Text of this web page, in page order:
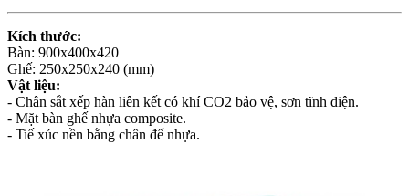
Kích thước:
Bàn: 900x400x420
Ghế: 250x250x240 (mm)
Vật liệu:
- Chân sắt xếp hàn liên kết có khí CO2 bảo vệ, sơn tĩnh điện.
- Mặt bàn ghế nhựa composite.
- Tiế xúc nền bằng chân đế nhựa.